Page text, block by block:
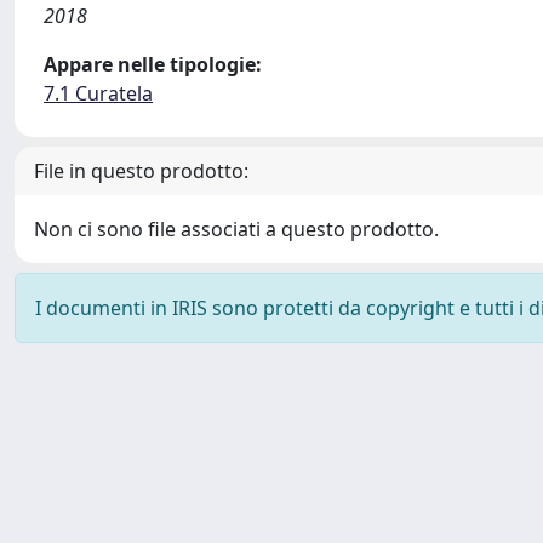
2018
Appare nelle tipologie:
7.1 Curatela
File in questo prodotto:
Non ci sono file associati a questo prodotto.
I documenti in IRIS sono protetti da copyright e tutti i